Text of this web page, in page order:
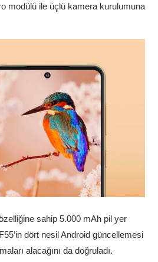
modülü ile üçlü kamera kurulumuna
sahip 5.000 mAh pil yer
dört nesil Android güncellemesi
alacağını da doğruladı.